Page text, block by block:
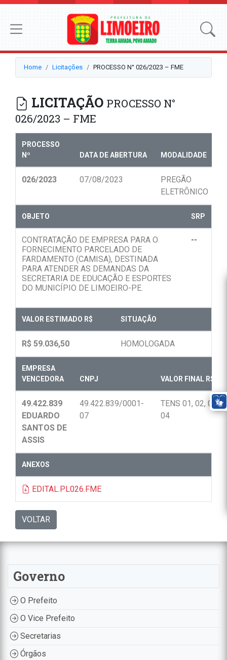
Home Licitações PROCESSO N° 026/2023 – FME
LICITAÇÃO PROCESSO N°
026/2023 – FME
PROCESSO
Nº
DATA DE ABERTURA MODALIDADE
026/2023 07/08/2023
PREGÃO
ELETRÔNICO
OBJETO SRP
CONTRATAÇÃO DE EMPRESA PARA O
FORNECIMENTO PARCELADO DE
FARDAMENTO (CAMISA), DESTINADA
PARA ATENDER AS DEMANDAS DA
SECRETARIA DE EDUCAÇÃO E ESPORTES
DO MUNICÍPIO DE LIMOEIRO-PE.
--
VALOR ESTIMADO R$ SITUAÇÃO
R$ 59.036,50 HOMOLOGADA
EMPRESA
VENCEDORA
CNPJ VALOR FINAL R$
49.422.839
EDUARDO
SANTOS DE
ASSIS
49.422.839/0001-
07
TENS 01, 02, 03 e
04
ANEXOS
EDITAL.PL026.FME
VOLTAR
Governo
O Prefeito
O Vice Prefeito
Secretarias
Órgãos